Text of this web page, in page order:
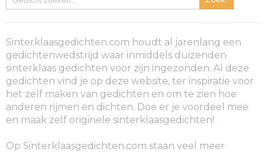
Sinterklaasgedichten.com houdt al jarenlang een
gedichtenwedstrijd waar inmiddels duizenden
sinterklaas gedichten voor zijn ingezonden. Al deze
gedichten vind je op deze website, ter inspiratie voor
het zelf maken van gedichten en om te zien hoe
anderen rijmen en dichten. Doe er je voordeel mee
en maak zelf originele sinterklaasgedichten!
Op Sinterklaasgedichten.com staan veel meer